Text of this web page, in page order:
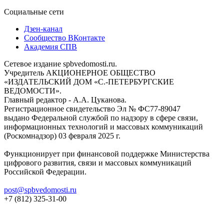
Социальные сети
Дзен-канал
Сообщество ВКонтакте
Академия СПВ
Сетевое издание spbvedomosti.ru.
Учредитель АКЦИОНЕРНОЕ ОБЩЕСТВО
«ИЗДАТЕЛЬСКИЙ ДОМ «С.-ПЕТЕРБУРГСКИЕ
ВЕДОМОСТИ».
Главный редактор - А.А. Цуканова.
Регистрационное свидетельство Эл № ФС77-89047
выдано Федеральной службой по надзору в сфере связи,
информационных технологий и массовых коммуникаций
(Роскомнадзор) 03 февраля 2025 г.
Функционирует при финансовой поддержке Министерства
цифрового развития, связи и массовых коммуникаций
Российской Федерации.
post@spbvedomosti.ru
+7 (812) 325-31-00